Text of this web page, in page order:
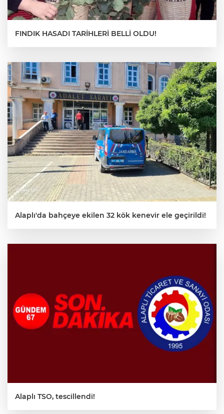
FINDIK HASADI TARİHLERİ BELLİ OLDU!
Alaplı'da bahçeye ekilen 32 kök kenevir ele geçirildi!
Alaplı TSO, tescillendi!